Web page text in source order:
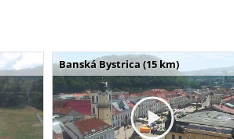
Banská Bystrica (15 km)